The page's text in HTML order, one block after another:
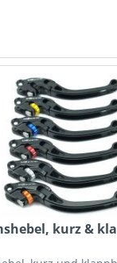
kurz &